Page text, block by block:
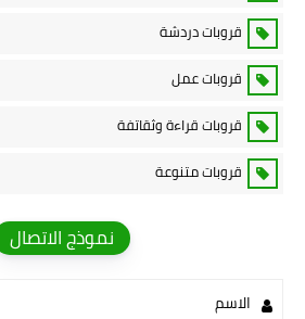
قروبات دردشة
قروبات عمل
قروبات قراءة وثقاتفة
قروبات متنوعة
نموذج الاتصال
الاسم